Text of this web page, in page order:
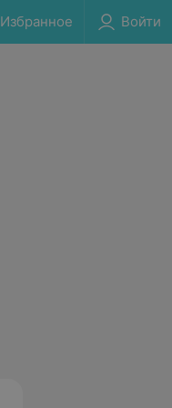
Избранное Войти